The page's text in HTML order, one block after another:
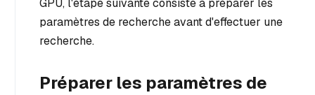
GPU, l'étape suivante consiste à préparer les
paramètres de recherche avant d'effectuer une
recherche.
Préparer les paramètres de